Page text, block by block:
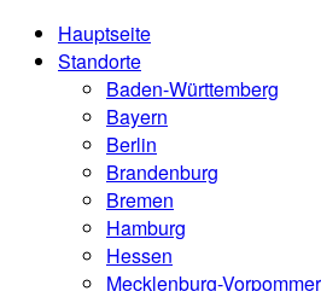
Hauptseite
Standorte
Baden-Württemberg
Bayern
Berlin
Brandenburg
Bremen
Hamburg
Hessen
Mecklenburg-